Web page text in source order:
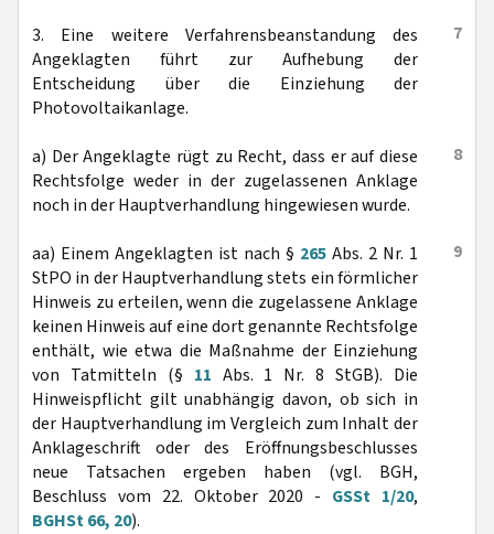
7
3. Eine weitere Verfahrensbeanstandung des
Angeklagten führt zur Aufhebung der
Entscheidung über die Einziehung der
Photovoltaikanlage.
8
a) Der Angeklagte rügt zu Recht, dass er auf diese
Rechtsfolge weder in der zugelassenen Anklage
noch in der Hauptverhandlung hingewiesen wurde.
9
aa) Einem Angeklagten ist nach § 265 Abs. 2 Nr. 1
StPO in der Hauptverhandlung stets ein förmlicher
Hinweis zu erteilen, wenn die zugelassene Anklage
keinen Hinweis auf eine dort genannte Rechtsfolge
enthält, wie etwa die Maßnahme der Einziehung
von Tatmitteln (§ 11 Abs. 1 Nr. 8 StGB). Die
Hinweispflicht gilt unabhängig davon, ob sich in
der Hauptverhandlung im Vergleich zum Inhalt der
Anklageschrift oder des Eröffnungsbeschlusses
neue Tatsachen ergeben haben (vgl. BGH,
Beschluss vom 22. Oktober 2020 - GSSt 1/20,
BGHSt 66, 20).